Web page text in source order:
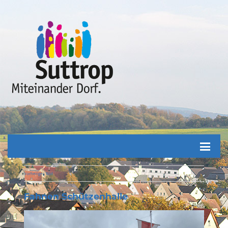
Vorheriges Bild
Fahnen Schützenhalle